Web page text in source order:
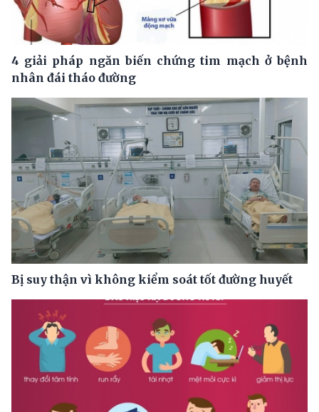
4 giải pháp ngăn biến chứng tim mạch ở bệnh
nhân đái tháo đường
Bị suy thận vì không kiểm soát tốt đường huyết